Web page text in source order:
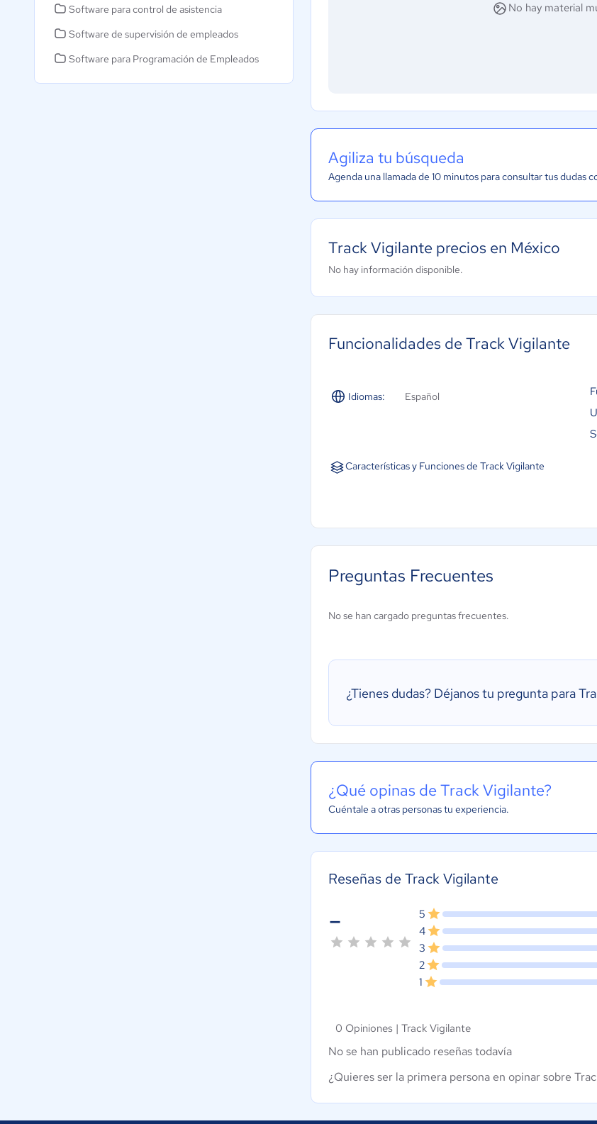
Software para control de asistencia
Software de supervisión de empleados
Software para Programación de Empleados
No hay material
Agiliza tu búsqueda
Agenda una llamada de 10 minutos para consultar tus dudas
Track Vigilante precios en México
No hay información disponible.
Funcionalidades de Track Vigilante
Idiomas: Español
Características y Funciones de Track Vigilante
Preguntas Frecuentes
No se han cargado preguntas frecuentes.
¿Tienes dudas? Déjanos tu pregunta para
¿Qué opinas de Track Vigilante?
Cuéntale a otras personas tu experiencia.
Reseñas de Track Vigilante
- 5
4
3
2
1
0 Opiniones | Track Vigilante
No se han publicado reseñas todavía
¿Quieres ser la primera persona en opinar sobre